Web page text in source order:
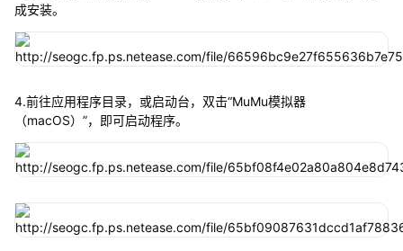
成安装。
4.前往应用程序目录，或启动台，双击“MuMu模拟器
（macOS）”，即可启动程序。